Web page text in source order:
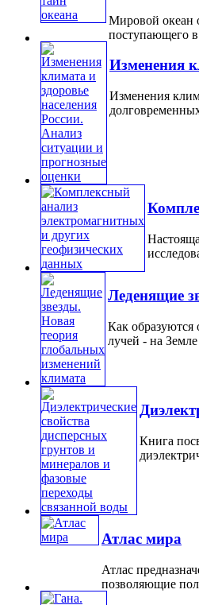
Мировой океан
поступающего в
Изменения
Изменения
Леденящие
Как образуются
лучей - на
Книга
Атлас мира
Атлас
позволяющие